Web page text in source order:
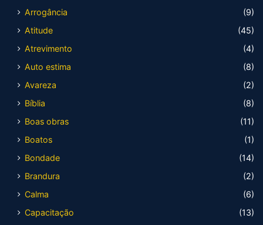
Arrogância
(9)
Atitude
(45)
Atrevimento
(4)
Auto estima
(8)
Avareza
(2)
Bíblia
(8)
Boas obras
(11)
Boatos
(1)
Bondade
(14)
Brandura
(2)
Calma
(6)
Capacitação
(13)